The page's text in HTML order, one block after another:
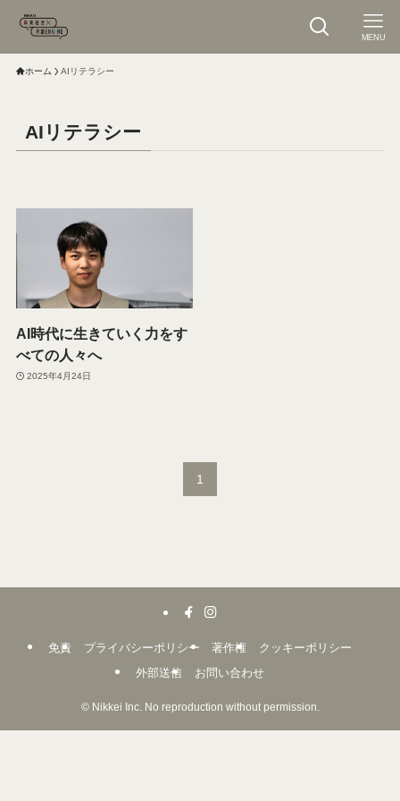
MENU
ホーム AIリテラシー
AIリテラシー
AI時代に生きていく力をす
べての人々へ
2025年4月24日
1
免責 プライバシーポリシー 著作権
クッキーポリシー
外部送信
お問い合わせ
©Nikkei Inc. No reproduction without permission.